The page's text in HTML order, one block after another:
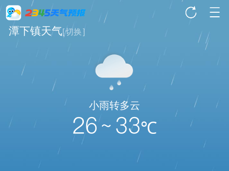
潭下镇天气[切换]
小雨转多云
26 ~ 33℃